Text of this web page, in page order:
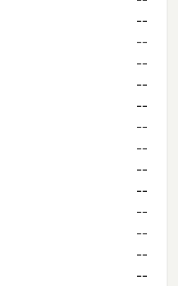
--
--
--
--
--
--
--
--
--
--
--
--
--